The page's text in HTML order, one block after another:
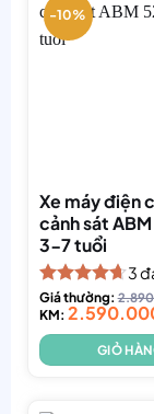
-10%
Xe máy điện
cảnh sát
3-7 tuổi
Được xếp
hạng4.67
5 sao
3
Giá thường:
KM:
GIỎ